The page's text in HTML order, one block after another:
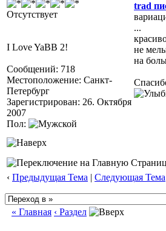
Отсутствует
I Love YaBB 2!
Сообщений: 718
Местоположение: Санкт-
Петербург
Зарегистрирован: 26. Октября
2007
Пол:
trad
...
не
на
‹ Предыдущая Тема | Следующая Тема
« Главная ‹ Раздел